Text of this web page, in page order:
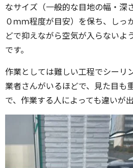
なサイズ（一般的な目地の幅・深
０ｍｍ程度が目安）を保ち、しっ
どで抑えながら空気が入らないよ
です。
作業としては難しい工程でシーリ
業者さんがいるほどで、見た目も
で、作業する人によっても違いが出